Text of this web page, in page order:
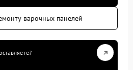
варочных панелей